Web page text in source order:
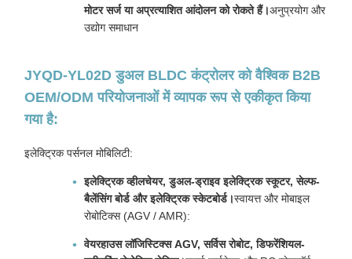
मोटर सर्ज या अप्रत्याशित आंदोलन को रोकते हैं।अनुप्रयोग और
उद्योग समाधान
JYQD-YL02D डुअल BLDC कंट्रोलर को वैश्विक B2B
OEM/ODM परियोजनाओं में व्यापक रूप से एकीकृत किया
गया है:
इलेक्ट्रिक पर्सनल मोबिलिटी:
इलेक्ट्रिक व्हीलचेयर, डुअल-ड्राइव इलेक्ट्रिक स्कूटर, सेल्फ-
बैलेंसिंग बोर्ड और इलेक्ट्रिक स्केटबोर्ड।स्वायत्त और मोबाइल
रोबोटिक्स (AGV / AMR):
वेयरहाउस लॉजिस्टिक्स AGV, सर्विस रोबोट, डिफरेंशियल-